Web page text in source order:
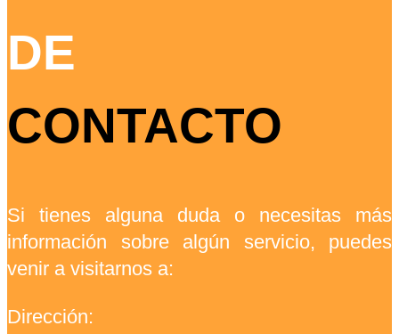
DE
CONTACTO
Si tienes alguna duda o necesitas más
información sobre algún servicio, puedes
venir a visitarnos a:
Dirección: